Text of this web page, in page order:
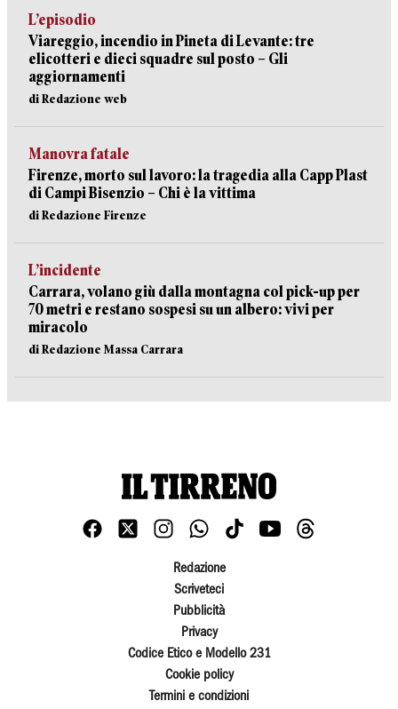
L’episodio
Viareggio, incendio in Pineta di Levante: tre
elicotteri e dieci squadre sul posto – Gli
aggiornamenti
di Redazione web
Manovra fatale
Firenze, morto sul lavoro: la tragedia alla Capp Plast
di Campi Bisenzio – Chi è la vittima
di Redazione Firenze
L’incidente
Carrara, volano giù dalla montagna col pick-up per
70 metri e restano sospesi su un albero: vivi per
miracolo
di Redazione Massa Carrara
Redazione
Scriveteci
Pubblicità
Privacy
Codice Etico e Modello 231
Cookie policy
Termini e condizioni